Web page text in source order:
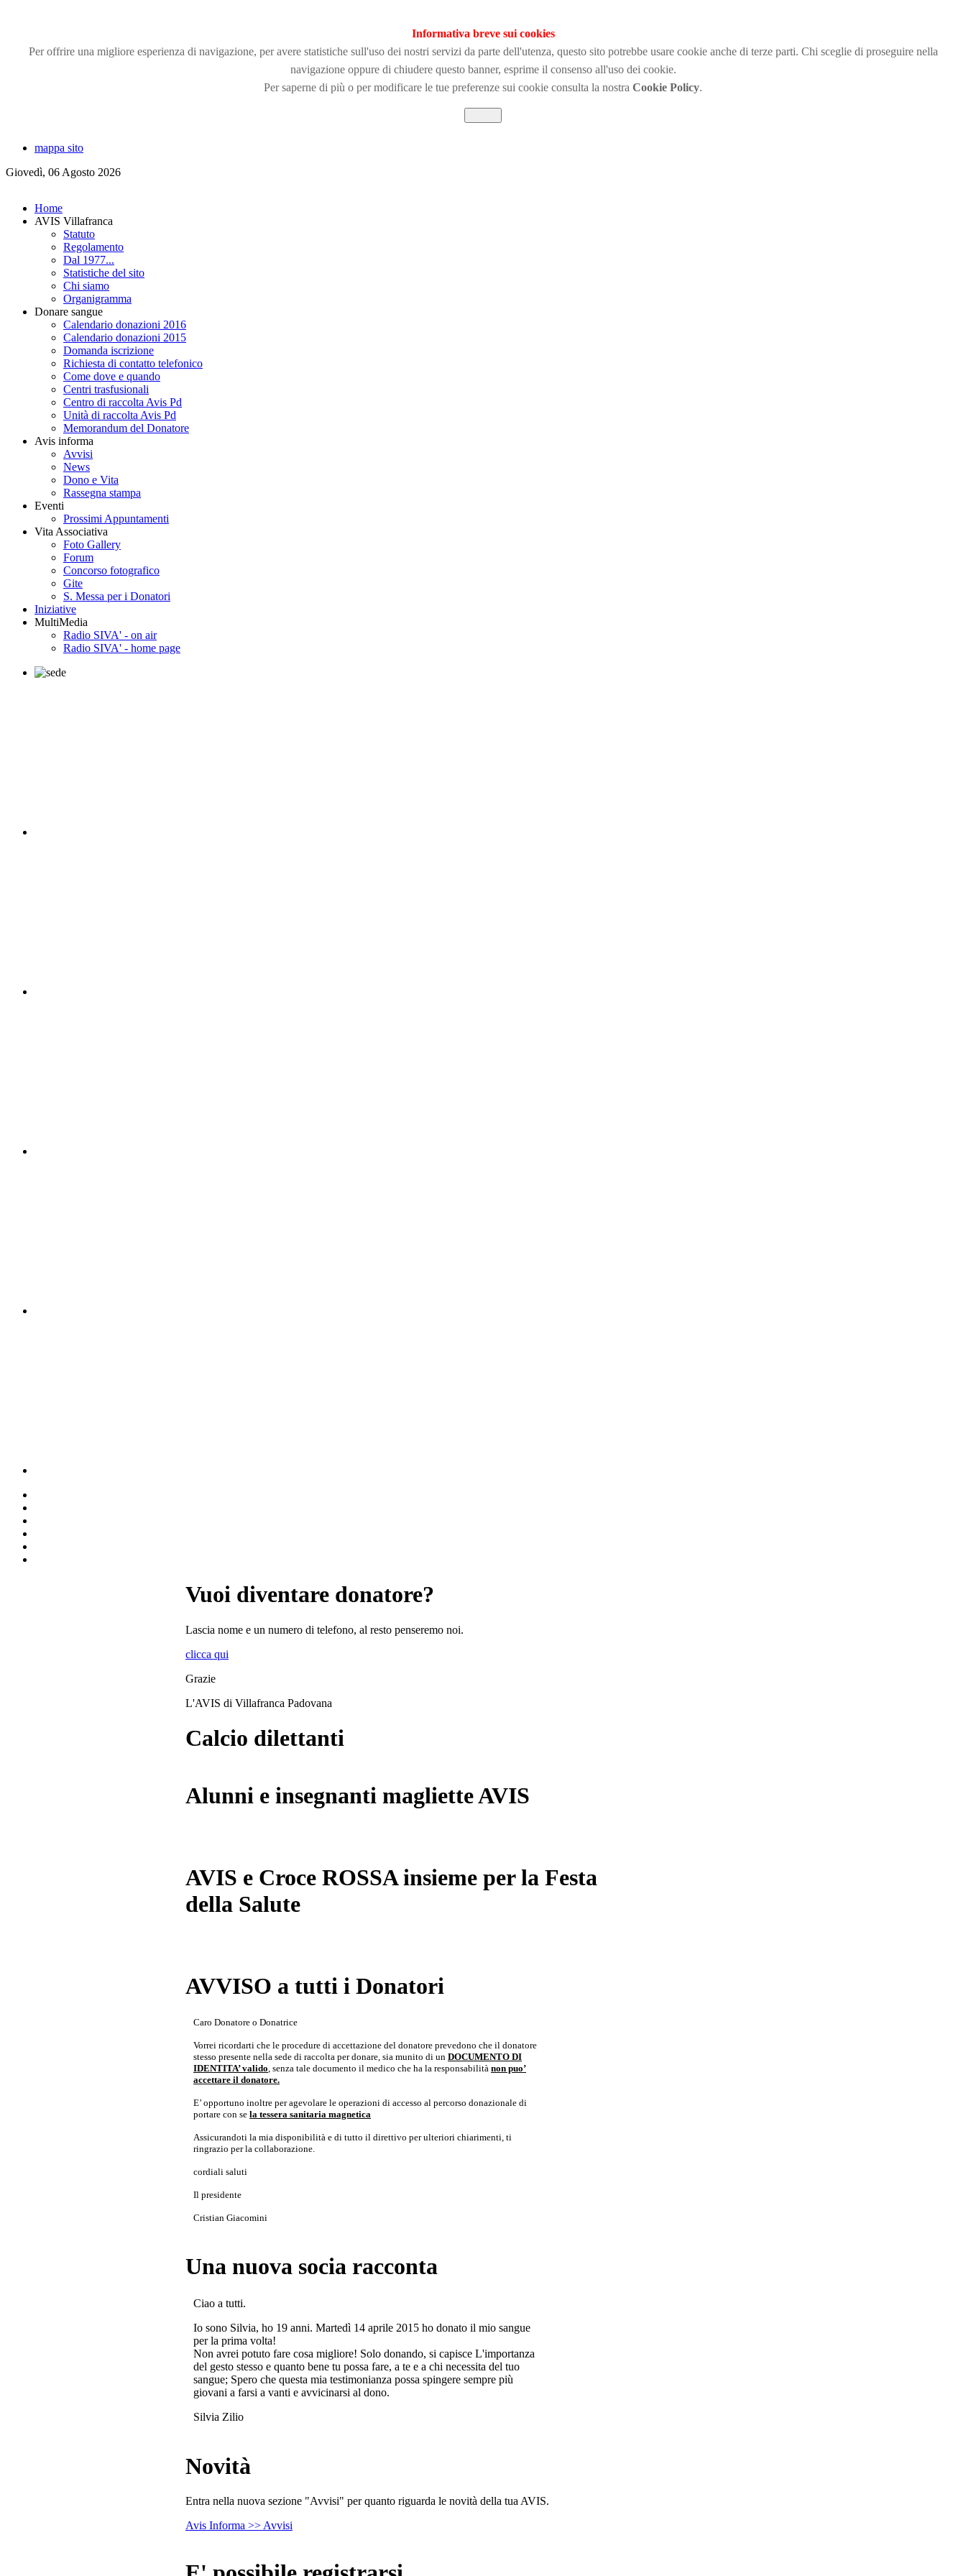
Informativa breve sui cookies
Per offrire una migliore esperienza di navigazione, per avere statistiche sull'uso dei nostri servizi da parte dell'utenza, questo sito potrebbe usare cookie anche di terze parti. Chi sceglie di proseguire nella
navigazione oppure di chiudere questo banner, esprime il consenso all'uso dei cookie.
Per saperne di più o per modificare le tue preferenze sui cookie consulta la nostra Cookie Policy.
mappa sito
Giovedì, 06 Agosto 2026
Home
AVIS Villafranca
Statuto
Regolamento
Dal 1977...
Statistiche del sito
Chi siamo
Organigramma
Donare sangue
Calendario donazioni 2016
Calendario donazioni 2015
Domanda iscrizione
Richiesta di contatto telefonico
Come dove e quando
Centri trasfusionali
Centro di raccolta Avis Pd
Unità di raccolta Avis Pd
Memorandum del Donatore
Avis informa
Avvisi
News
Dono e Vita
Rassegna stampa
Eventi
Prossimi Appuntamenti
Vita Associativa
Foto Gallery
Forum
Concorso fotografico
Gite
S. Messa per i Donatori
Iniziative
MultiMedia
Radio SIVA' - on air
Radio SIVA' - home page
Vuoi diventare donatore?
Lascia nome e un numero di telefono, al resto penseremo noi.
clicca qui
Grazie
L'AVIS di Villafranca Padovana
Calcio dilettanti
Alunni e insegnanti magliette AVIS
AVIS e Croce ROSSA insieme per la Festa
della Salute
AVVISO a tutti i Donatori
Caro Donatore o Donatrice
Vorrei ricordarti che le procedure di accettazione del donatore prevedono che il donatore
stesso presente nella sede di raccolta per donare, sia munito di un DOCUMENTO DI
IDENTITA’ valido, senza tale documento il medico che ha la responsabilità non puo’
accettare il donatore.
E’ opportuno inoltre per agevolare le operazioni di accesso al percorso donazionale di
portare con se la tessera sanitaria magnetica
Assicurandoti la mia disponibilità e di tutto il direttivo per ulteriori chiarimenti, ti
ringrazio per la collaborazione.
cordiali saluti
Il presidente
Cristian Giacomini
Una nuova socia racconta
Ciao a tutti.
Io sono Silvia, ho 19 anni. Martedì 14 aprile 2015 ho donato il mio sangue
per la prima volta!
Non avrei potuto fare cosa migliore! Solo donando, si capisce L'importanza
del gesto stesso e quanto bene tu possa fare, a te e a chi necessita del tuo
sangue; Spero che questa mia testimonianza possa spingere sempre più
giovani a farsi a vanti e avvicinarsi al dono.
Silvia Zilio
Novità
Entra nella nuova sezione "Avvisi" per quanto riguarda le novità della tua AVIS.
Avis Informa >> Avvisi